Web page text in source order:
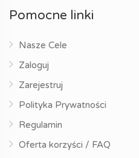
Pomocne linki
Nasze Cele
Zaloguj
Zarejestruj
Polityka Prywatności
Regulamin
Oferta korzyści / FAQ